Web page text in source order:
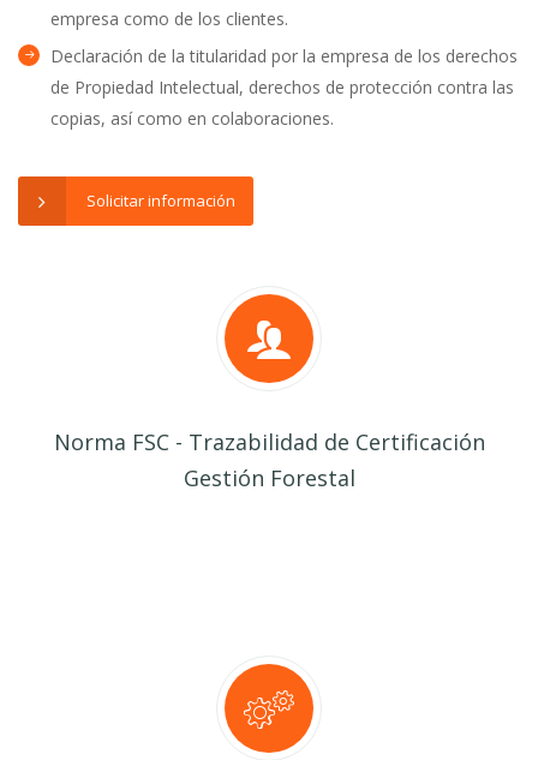
empresa como de los clientes.
Declaración de la titularidad por la empresa de los derechos
de Propiedad Intelectual, derechos de protección contra las
copias, así como en colaboraciones.
Solicitar información
Norma FSC - Trazabilidad de Certificación
Gestión Forestal